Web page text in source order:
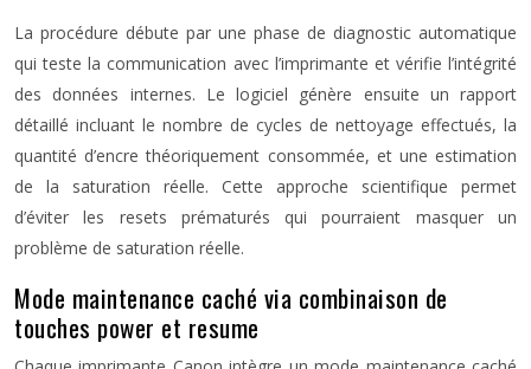
La procédure débute par une phase de diagnostic automatique
qui teste la communication avec l’imprimante et vérifie l’intégrité
des données internes. Le logiciel génère ensuite un rapport
détaillé incluant le nombre de cycles de nettoyage effectués, la
quantité d’encre théoriquement consommée, et une estimation
de la saturation réelle. Cette approche scientifique permet
d’éviter les resets prématurés qui pourraient masquer un
problème de saturation réelle.
Mode maintenance caché via combinaison de
touches power et resume